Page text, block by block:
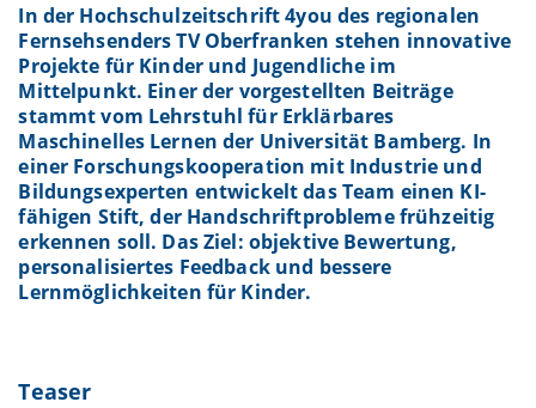
In der Hochschulzeitschrift 4you des regionalen
Fernsehsenders TV Oberfranken stehen innovative
Projekte für Kinder und Jugendliche im
Mittelpunkt. Einer der vorgestellten Beiträge
stammt vom Lehrstuhl für Erklärbares
Maschinelles Lernen der Universität Bamberg. In
einer Forschungskooperation mit Industrie und
Bildungsexperten entwickelt das Team einen KI-
fähigen Stift, der Handschriftprobleme frühzeitig
erkennen soll. Das Ziel: objektive Bewertung,
personalisiertes Feedback und bessere
Lernmöglichkeiten für Kinder.
Teaser